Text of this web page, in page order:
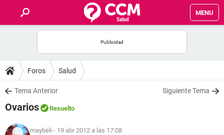
MENU
FOROS
SALUD
Foros Salud
Tema Anterior Siguiente Tema
Ovarios Resuelto
maybeli - 19 abr 2012 a las 17:08